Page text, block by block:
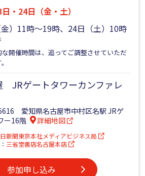
・24日（金・土）
）11時～19時、24日（土）10時
開催時間は、追ってご調整させていただ
JRゲートタワーカンファレ
愛知県名古屋市中村区名駅 JRゲ
ー16階
詳細地図
新聞東京本社メディアビジネス局
三省堂書店名古屋本店
参加申し込み